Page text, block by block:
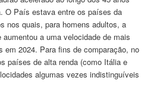
O País estava entre os países da
nos quais, para homens adultos, a
a uma velocidade de mais
em 2024. Para fins de comparação, no
países de alta renda (como Itália e
algumas vezes indistinguíveis